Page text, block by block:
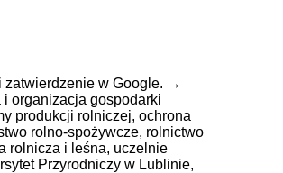
zatwierdzenie w Google. →
i organizacja gospodarki
produkcji rolniczej, ochrona
rolno-spożywcze, rolnictwo
rolnicza i leśna, uczelnie
Przyrodniczy w Lublinie,